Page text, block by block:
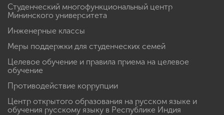
Студенческий многофункциональный центр
Мининского университета
Инженерные классы
Меры поддержки для студенческих семей
Целевое обучение и правила приема на целевое
обучение
Противодействие коррупции
Центр открытого образования на русском языке и
обучения русскому языку в Республике Индия